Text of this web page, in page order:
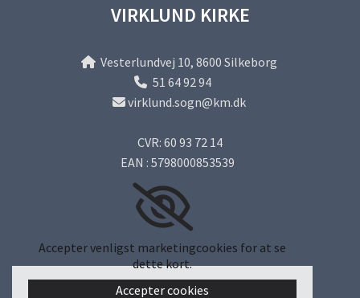
VIRKLUND KIRKE
Vesterlundvej 10, 8600 Silkeborg
 51 64 92 94
virklund.sogn@km.dk
CVR: 60 93 72 14
EAN : 5798000853539
Accepter venligst marketingcookies for at se
dette kort.
Accepter cookies